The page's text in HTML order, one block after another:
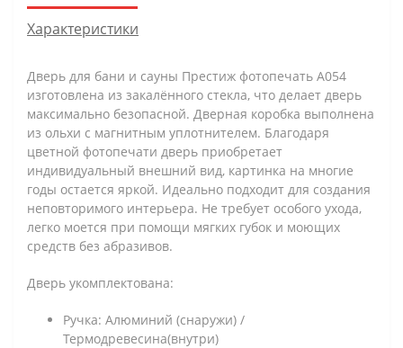
Характеристики
Дверь для бани и сауны Престиж фотопечать А054
изготовлена из закалённого стекла, что делает дверь
максимально безопасной. Дверная коробка выполнена
из ольхи с магнитным уплотнителем. Благодаря
цветной фотопечати дверь приобретает
индивидуальный внешний вид, картинка на многие
годы остается яркой. Идеально подходит для создания
неповторимого интерьера. Не требует особого ухода,
легко моется при помощи мягких губок и моющих
средств без абразивов.
Дверь укомплектована:
Ручка: Алюминий (снаружи) /
Термодревесина(внутри)